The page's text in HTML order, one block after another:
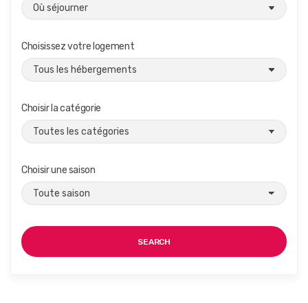
Choisissez votre logement
Choisir la catégorie
Choisir une saison
SEARCH